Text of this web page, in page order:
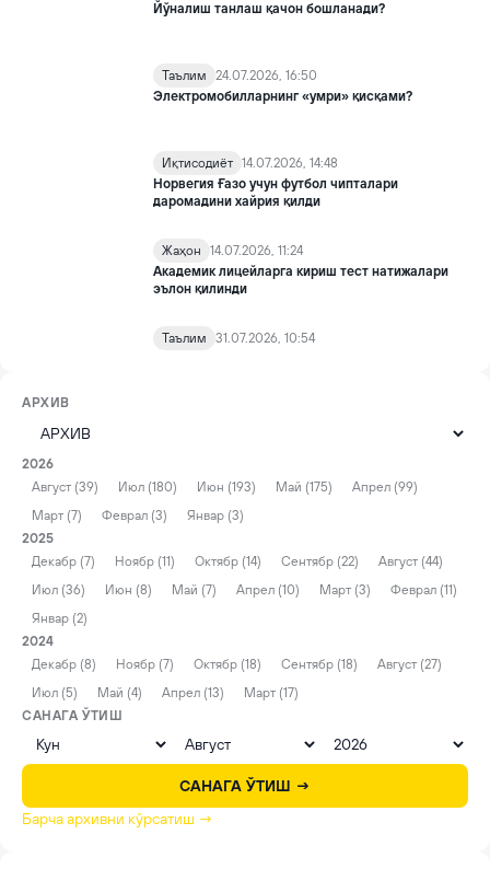
Йўналиш танлаш қачон бошланади?
Таълим
24.07.2026, 16:50
Электромобилларнинг «умри» қисқами?
Иқтисодиёт 14.07.2026, 14:48
Норвегия Ғазо учун футбол чипталари
даромадини хайрия қилди
Жаҳон
14.07.2026, 11:24
Академик лицейларга кириш тест натижалари
эълон қилинди
Таълим 31.07.2026, 10:54
АРХИВ
2026
Август (39)
Июл (180) Июн (193) Май (175)
Апрел (99)
Март (7)
Феврал (3)
Январ (3)
2025
Декабр (7)
Ноябр (11) Октябр (14) Сентябр (22)
Август (44)
Июл (36)
Июн (8) Май (7) Апрел (10) Март (3)
Феврал (11)
Январ (2)
2024
Декабр (8)
Ноябр (7) Октябр (18) Сентябр (18)
Август (27)
Июл (5)
Май (4) Апрел (13)
Март (17)
САНАГА ЎТИШ
САНАГА ЎТИШ →
Барча архивни кўрсатиш →